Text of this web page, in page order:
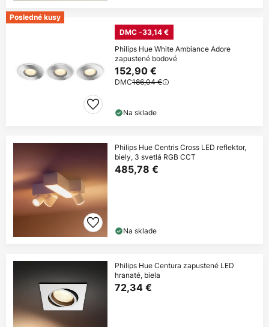
Posledné kusy
DMC -33,14 €
Philips Hue White Ambiance Adore
zapustené bodové
152,90 €
DMC186,04 €
Na sklade
Philips Hue Centris Cross LED reflektor,
biely, 3 svetlá RGB CCT
485,78 €
Na sklade
Philips Hue Centura zapustené LED
hranaté, biela
72,34 €